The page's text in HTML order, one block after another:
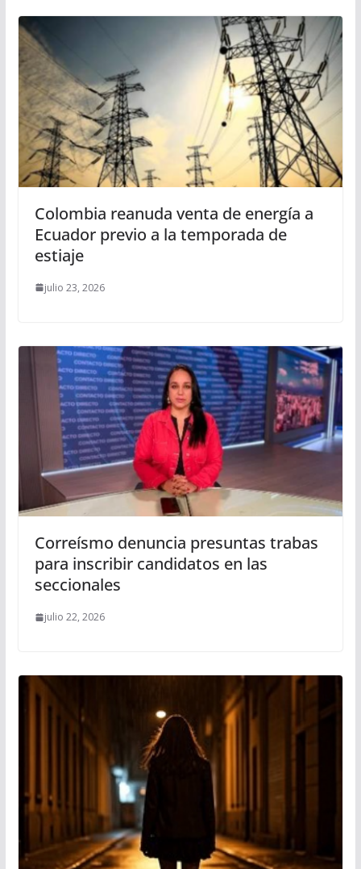
Colombia reanuda venta de energía a
Ecuador previo a la temporada de
estiaje
julio 23, 2026
Correísmo denuncia presuntas trabas
para inscribir candidatos en las
seccionales
julio 22, 2026